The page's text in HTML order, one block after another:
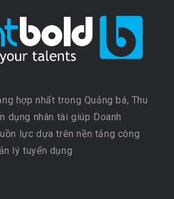
hợp nhất trong Quảng bá, Thu
dụng nhân tài giúp Doanh
lực dựa trên nền tảng công
lý tuyển dụng